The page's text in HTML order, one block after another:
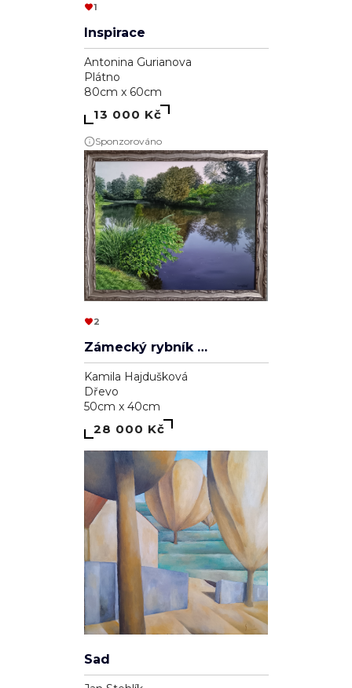
1
Inspirace
Antonina Gurianova
Plátno
80cm x 60cm
13 000 Kč
Sponzorováno
2
Zámecký rybník v Lednici
Kamila Hajdušková
Dřevo
50cm x 40cm
28 000 Kč
Sad